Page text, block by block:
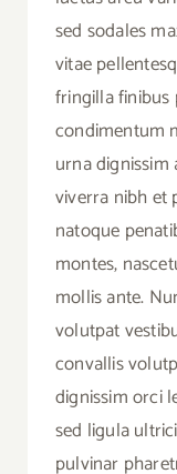
sed sodales
vitae
fringilla finibus
condimentum
urna
viverra nibh et
natoque
montes,
mollis ante.
volutpat
convallis
dignissim orci
sed ligula
pulvinar